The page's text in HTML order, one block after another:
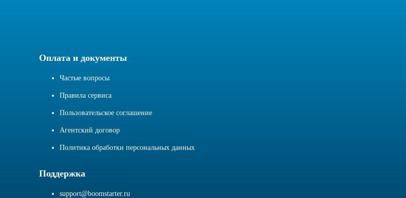
Оплата и документы
Частые вопросы
Правила сервиса
Пользовательское соглашение
Агентский договор
Политика обработки персональных данных
Поддержка
support@boomstarter.ru